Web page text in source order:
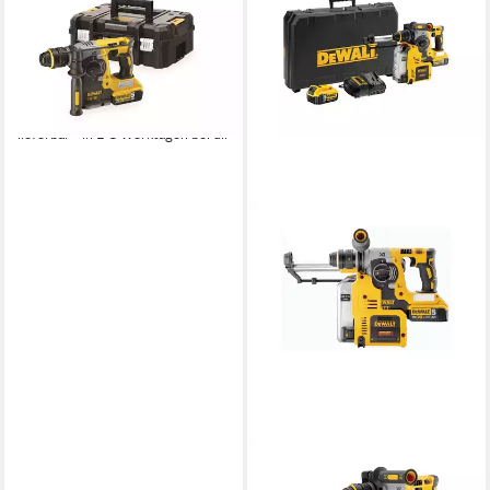
Akku-Kombibohrhammer 18V
/ 5,0Ah, 18 V, max. 1100
U/min, (Akku-Komplettset)
ab 539,99 € UVP758,03 €
lieferbar - in 2-3 Werktagen bei dir
Akku-Kombibohrhammer 18V